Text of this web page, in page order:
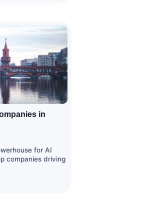
in
for AI
companies driving